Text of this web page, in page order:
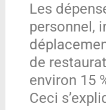
Les
personnel,
de
environ 15
Ceci